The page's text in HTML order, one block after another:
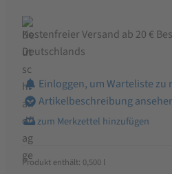
Kostenfreier Versand ab 20 €
Deutschlands
Einloggen, um Warteliste zu
Artikelbeschreibung
Produkt enthält: 0,500 l